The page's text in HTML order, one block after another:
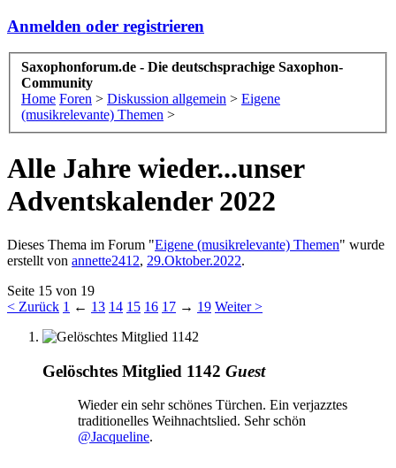
Anmelden oder registrieren
Saxophonforum.de - Die deutschsprachige Saxophon-
Community
Home Foren > Diskussion allgemein > Eigene
(musikrelevante) Themen >
Alle Jahre wieder...unser
Adventskalender 2022
Dieses Thema im Forum "Eigene (musikrelevante) Themen" wurde
erstellt von annette2412, 29.Oktober.2022.
Seite 15 von 19
< Zurück 1 ← 13 14 15 16 17 → 19 Weiter >
Gelöschtes Mitglied 1142 Guest
Wieder ein sehr schönes Türchen. Ein verjazztes
traditionelles Weihnachtslied. Sehr schön
@Jacqueline.